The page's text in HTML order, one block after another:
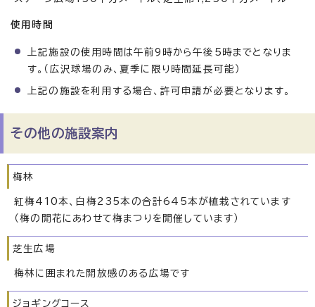
使用時間
上記施設の使用時間は午前9時から午後5時までとなりま
す。（広沢球場のみ、夏季に限り時間延長可能）
上記の施設を利用する場合、許可申請が必要となります。
その他の施設案内
梅林
紅梅410本、白梅235本の合計645本が植栽されています
（梅の開花にあわせて梅まつりを開催しています）
芝生広場
梅林に囲まれた開放感のある広場です
ジョギングコース